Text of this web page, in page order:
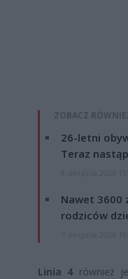
ZOBACZ
26-letni
Teraz
Nawet 3600
rodziców
Linia 4również